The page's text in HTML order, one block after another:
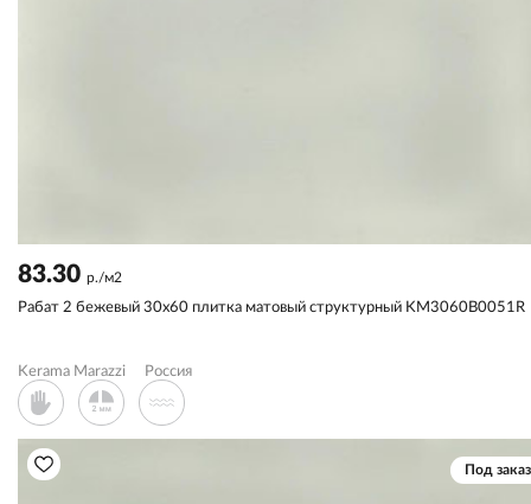
83.30 р./м2
Рабат 2 бежевый 30x60 плитка матовый структурный KM3060B0051R
Kerama Marazzi Россия
Под заказ